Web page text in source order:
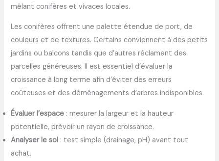
mêlant conifères et vivaces locales.
Les conifères offrent une palette étendue de port, de
couleurs et de textures. Certains conviennent à des petits
jardins ou balcons tandis que d’autres réclament des
parcelles généreuses. Il est essentiel d’évaluer la
croissance à long terme afin d’éviter des erreurs
coûteuses et des déménagements d’arbres indisponibles.
Évaluer l’espace : mesurer la largeur et la hauteur
potentielle, prévoir un rayon de croissance.
Analyser le sol : test simple (drainage, pH) avant tout
achat.